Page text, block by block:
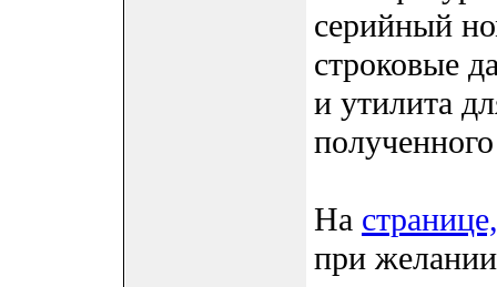
серийный
строковые
и утилита
На
при